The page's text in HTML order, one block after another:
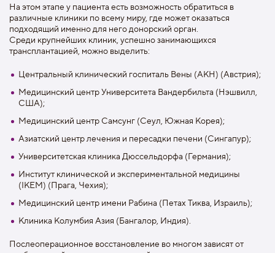
На этом этапе у пациента есть возможность обратиться в
различные клиники по всему миру, где может оказаться
подходящий именно для него донорский орган.
Среди крупнейших клиник, успешно занимающихся
трансплантацией, можно выделить:
Центральный клинический госпиталь Вены (AKH) (Австрия);
Медицинский центр Университета Вандербильта (Нэшвилл,
США);
Медицинский центр Самсунг (Сеул, Южная Корея);
Азиатский центр лечения и пересадки печени (Сингапур);
Университетская клиника Дюссельдорфа (Германия);
Институт клинической и экспериментальной медицины
(IKEM) (Прага, Чехия);
Медицинский центр имени Рабина (Петах Тиква, Израиль);
Клиника Колумбия Азия (Бангалор, Индия).
Послеоперационное восстановление во многом зависят от